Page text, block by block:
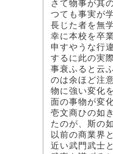
さて物事が其
つても事実が
長じた者を無
幸に本校を卒
申すやうな行
するに此の実
事衰ふると云
のは余ほど注
物に強い変化
面の事物が変
壱文商ひの如
たのが、斯の
以前の商業界
近い武門武士